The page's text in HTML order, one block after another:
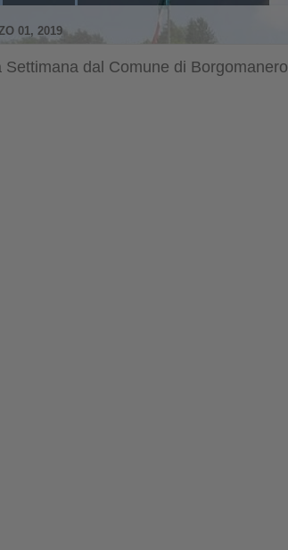
01, 2019
Settimana dal Comune di Borgomanero